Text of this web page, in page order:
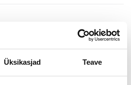
Üksikasjad Teave